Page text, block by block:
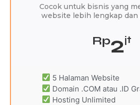
Cocok untuk bisnis yang
website lebih lengkap dan
Rp2jt
5 Halaman Website
Domain .COM atau .ID
Hosting Unlimited